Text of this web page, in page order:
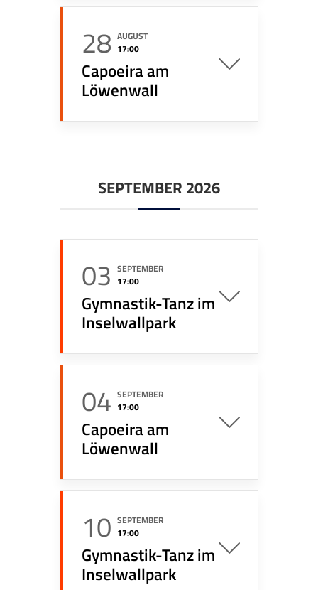
28 AUGUST
17:00
Capoeira am
Löwenwall
SEPTEMBER 2026
03 SEPTEMBER
17:00
Gymnastik-Tanz im
Inselwallpark
04 SEPTEMBER
17:00
Capoeira am
Löwenwall
10 SEPTEMBER
17:00
Gymnastik-Tanz im
Inselwallpark